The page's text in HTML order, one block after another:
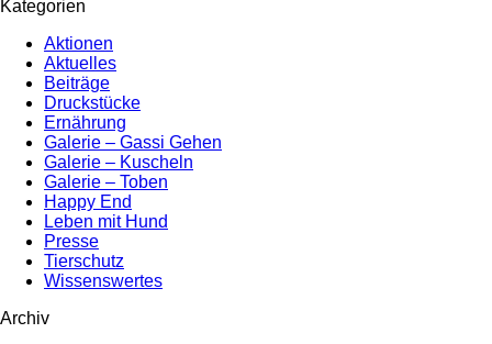
Kategorien
Aktionen
Aktuelles
Beiträge
Druckstücke
Ernährung
Galerie – Gassi Gehen
Galerie – Kuscheln
Galerie – Toben
Happy End
Leben mit Hund
Presse
Tierschutz
Wissenswertes
Archiv